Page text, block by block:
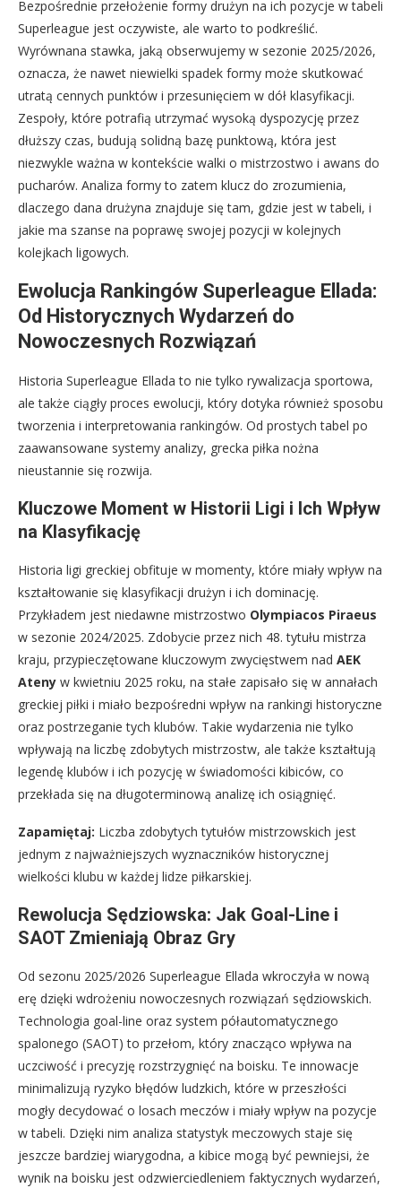
Bezpośrednie przełożenie formy drużyn na ich pozycje w tabeli
Superleague jest oczywiste, ale warto to podkreślić.
Wyrównana stawka, jaką obserwujemy w sezonie 2025/2026,
oznacza, że nawet niewielki spadek formy może skutkować
utratą cennych punktów i przesunięciem w dół klasyfikacji.
Zespoły, które potrafią utrzymać wysoką dyspozycję przez
dłuższy czas, budują solidną bazę punktową, która jest
niezwykle ważna w kontekście walki o mistrzostwo i awans do
pucharów. Analiza formy to zatem klucz do zrozumienia,
dlaczego dana drużyna znajduje się tam, gdzie jest w tabeli, i
jakie ma szanse na poprawę swojej pozycji w kolejnych
kolejkach ligowych.
Ewolucja Rankingów Superleague Ellada:
Od Historycznych Wydarzeń do
Nowoczesnych Rozwiązań
Historia Superleague Ellada to nie tylko rywalizacja sportowa,
ale także ciągły proces ewolucji, który dotyka również sposobu
tworzenia i interpretowania rankingów. Od prostych tabel po
zaawansowane systemy analizy, grecka piłka nożna
nieustannie się rozwija.
Kluczowe Moment w Historii Ligi i Ich Wpływ
na Klasyfikację
Historia ligi greckiej obfituje w momenty, które miały wpływ na
kształtowanie się klasyfikacji drużyn i ich dominację.
Przykładem jest niedawne mistrzostwo Olympiacos Piraeus
w sezonie 2024/2025. Zdobycie przez nich 48. tytułu mistrza
kraju, przypieczętowane kluczowym zwycięstwem nad AEK
Ateny w kwietniu 2025 roku, na stałe zapisało się w annałach
greckiej piłki i miało bezpośredni wpływ na rankingi historyczne
oraz postrzeganie tych klubów. Takie wydarzenia nie tylko
wpływają na liczbę zdobytych mistrzostw, ale także kształtują
legendę klubów i ich pozycję w świadomości kibiców, co
przekłada się na długoterminową analizę ich osiągnięć.
Zapamiętaj: Liczba zdobytych tytułów mistrzowskich jest
jednym z najważniejszych wyznaczników historycznej
wielkości klubu w każdej lidze piłkarskiej.
Rewolucja Sędziowska: Jak Goal-Line i
SAOT Zmieniają Obraz Gry
Od sezonu 2025/2026 Superleague Ellada wkroczyła w nową
erę dzięki wdrożeniu nowoczesnych rozwiązań sędziowskich.
Technologia goal-line oraz system półautomatycznego
spalonego (SAOT) to przełom, który znacząco wpływa na
uczciwość i precyzję rozstrzygnięć na boisku. Te innowacje
minimalizują ryzyko błędów ludzkich, które w przeszłości
mogły decydować o losach meczów i miały wpływ na pozycje
w tabeli. Dzięki nim analiza statystyk meczowych staje się
jeszcze bardziej wiarygodna, a kibice mogą być pewniejsi, że
wynik na boisku jest odzwierciedleniem faktycznych wydarzeń,